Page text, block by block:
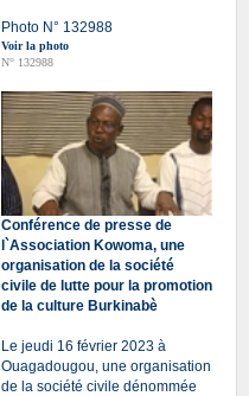
Photo N° 132988
Voir la photo
N° 132988
Conférence de presse de
l`Association Kowoma, une
organisation de la société
civile de lutte pour la promotion
de la culture Burkinabè
Le jeudi 16 février 2023 à
Ouagadougou, une organisation
de la société civile dénommée